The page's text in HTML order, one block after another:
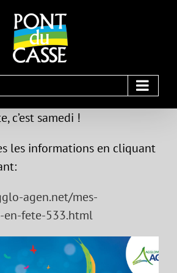
c’est samedi !
les informations en cliquant
agen.net/mes-
en-fete-533.html